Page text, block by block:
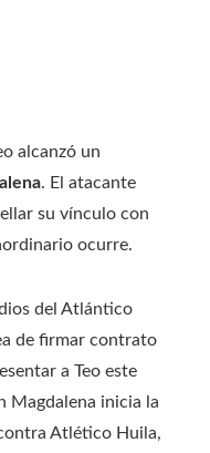
alcanzó un
. El atacante
su vínculo con
ocurre.
del Atlántico
de firmar contrato
a Teo este
Magdalena inicia la
Atlético Huila,